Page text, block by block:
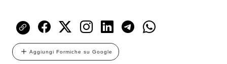
Aggiungi Formiche su Google